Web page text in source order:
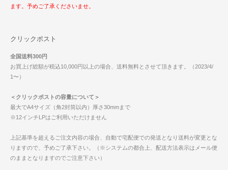
ます。予めご了承くださいませ。
クリックポスト
全国送料300円
お買上げ総額が税込10,000円以上の場合、送料無料とさせて頂きます。（2023/4/
1〜）
＜クリックポストの容量について＞
最大でA4サイズ（角2封筒以内）厚さ30mmまで
※12インチLPはご利用いただけません
上記基準を超えるご注文内容の場合、自動で宅配便での発送となり送料が変更とな
りますので、予めご了承下さい。（※システムの都合上、配送方法表示はメール便
のままとなりますのでご注意下さい）